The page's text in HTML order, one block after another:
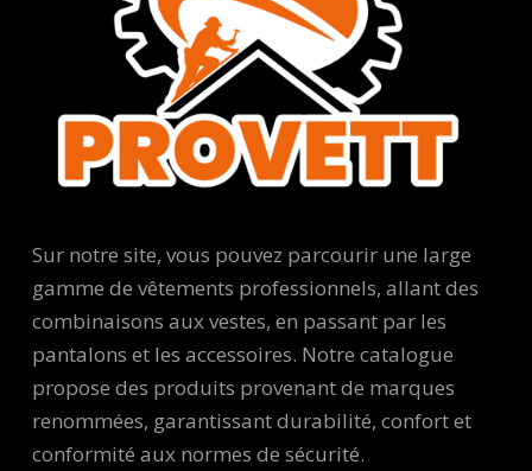
Sur notre site, vous pouvez parcourir une large
gamme de vêtements professionnels, allant des
combinaisons aux vestes, en passant par les
pantalons et les accessoires. Notre catalogue
propose des produits provenant de marques
renommées, garantissant durabilité, confort et
conformité aux normes de sécurité.